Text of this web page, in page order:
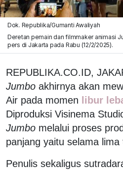
Dok. Republika/Gumanti Awaliyah
Deretan pemain dan filmmaker animasi
pers di Jakarta pada Rabu (12/2/2025).
REPUBLIKA.CO.ID,
Jumbo akhirnya akan
Air pada momen libur
Diproduksi Visinema
Jumbo melalui proses
panjang yaitu selama lima
Penulis sekaligus